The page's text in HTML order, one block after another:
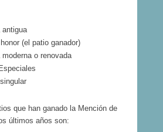
antigua
(el patio ganador)
o renovada
que han ganado la Mención de
últimos años son: